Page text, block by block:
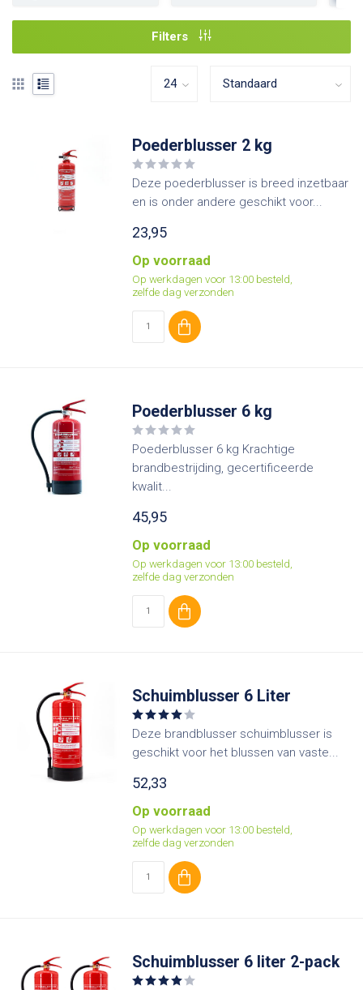
Filters
Poederblusser 2 kg
Deze poederblusser is breed inzetbaar
en is onder andere geschikt voor...
23,95
Op voorraad
Op werkdagen voor 13:00 besteld,
zelfde dag verzonden
Poederblusser 6 kg
Poederblusser 6 kg Krachtige
brandbestrijding, gecertificeerde
kwalit...
45,95
Op voorraad
Op werkdagen voor 13:00 besteld,
zelfde dag verzonden
Schuimblusser 6 Liter
Deze brandblusser schuimblusser is
geschikt voor het blussen van vaste...
52,33
Op voorraad
Op werkdagen voor 13:00 besteld,
zelfde dag verzonden
Schuimblusser 6 liter 2-pack